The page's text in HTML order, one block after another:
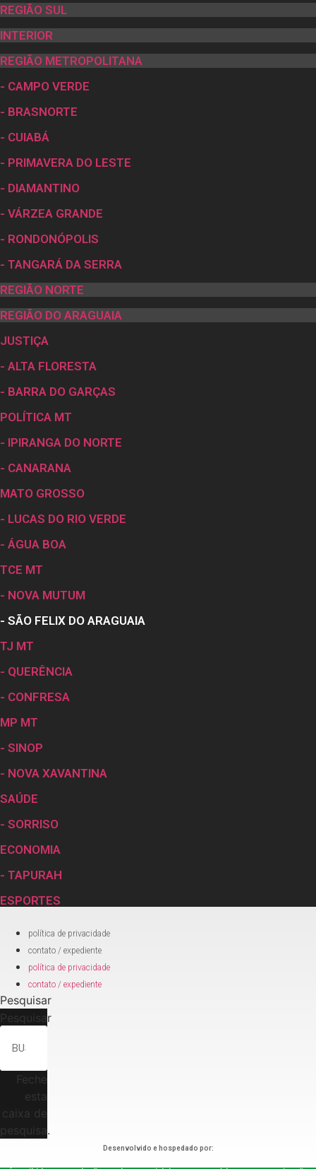
REGIÃO SUL
INTERIOR
REGIÃO METROPOLITANA
- CAMPO VERDE
- BRASNORTE
- CUIABÁ
- PRIMAVERA DO LESTE
- DIAMANTINO
- VÁRZEA GRANDE
- RONDONÓPOLIS
- TANGARÁ DA SERRA
REGIÃO NORTE
REGIÃO DO ARAGUAIA
JUSTIÇA
- ALTA FLORESTA
- BARRA DO GARÇAS
POLÍTICA MT
- IPIRANGA DO NORTE
- CANARANA
MATO GROSSO
- LUCAS DO RIO VERDE
- ÁGUA BOA
TCE MT
- NOVA MUTUM
- SÃO FELIX DO ARAGUAIA
TJ MT
- QUERÊNCIA
- CONFRESA
MP MT
- SINOP
- NOVA XAVANTINA
SAÚDE
- SORRISO
ECONOMIA
- TAPURAH
ESPORTES
política de privacidade
contato / expediente
política de privacidade
contato / expediente
Pesquisar
Pesquisar
Feche
esta
caixa de
pesquisa.
Desenvolvido e hospedado por: